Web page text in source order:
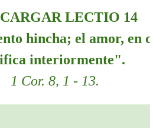
LECTIO 14
hincha; el amor, en
interiormente".
1 Cor. 8, 1 - 13.